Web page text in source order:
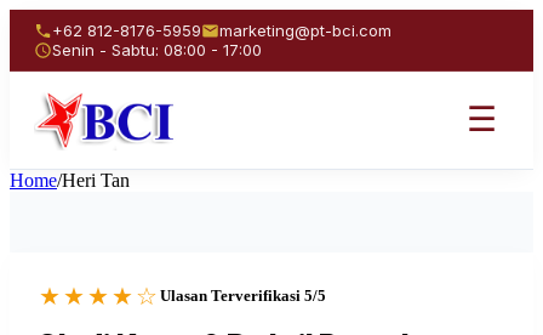
+62 812-8176-5959
marketing@pt-bci.com
Senin - Sabtu: 08:00 - 17:00
☰
Home/Heri Tan
★★★★☆ Ulasan Terverifikasi 5/5